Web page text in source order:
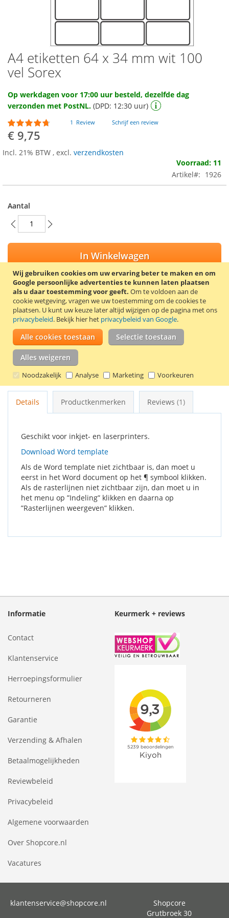
Wij gebruiken cookies om uw ervaring beter te maken en om
Google persoonlijke advertenties te kunnen laten plaatsen
als u daar toestemming voor geeft. Om te voldoen aan de
cookie wetgeving, vragen we uw toestemming om de cookies te
plaatsen. U kunt uw keuze later altijd wijzigen op de pagina met ons
privacybeleid. Bekijk hier het privacybeleid van Google.
Alle cookies toestaan Selectie toestaan
Alles weigeren
Noodzakelijk Analyse Marketing Voorkeuren
Ga
naar
het
van
de
afbeeldingen-
gallerij
A4 etiketten 64 x 34 mm wit 100
vel Sorex
Op werkdagen voor 17:00 uur besteld, dezelfde dag
verzonden met PostNL. (DPD: 12:30 uur)
Waardering:
90
% of100
1 Review Schrijf een review
€ 9,75
Incl. 21% BTW , excl. verzendkosten
Voorraad: 11
Artikel
1926
Aantal
In Winkelwagen
VOEG TOE AAN VERLANGLIJST
TOEVOEGEN OM TE VERGELIJKEN
Zelfklevende, mat witte etiketten op A4 vellen. Afmetingen: 64
x 34 mm. 24 Etiketten per vel. Verpakt per 100 vel (2400
etiketten). Het papiergewicht van de etiketten is 68 g/m² en
van het achtervel 55 g/m².
Details Productkenmerken Reviews 1
Geschikt voor inkjet- en laserprinters.
Download Word template
Als de Word template niet zichtbaar is, dan moet u
eerst in het Word document op het ¶ symbool klikken.
Als de rasterlijnen niet zichtbaar zijn, dan moet u in
het menu op ”Indeling” klikken en daarna op
”Rasterlijnen weergeven” klikken.
Informatie
Contact
Klantenservice
Herroepingsformulier
Retourneren
Garantie
Verzending & Afhalen
Betaalmogelijkheden
Reviewbeleid
Privacybeleid
Algemene voorwaarden
Over Shopcore.nl
Vacatures
Keurmerk + reviews
klantenservice@shopcore.nl
Shopcore
Grutbroek 30